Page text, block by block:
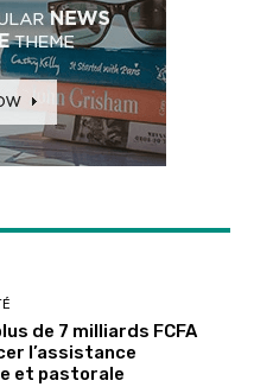
de 7 milliards FCFA
l’assistance
et pastorale